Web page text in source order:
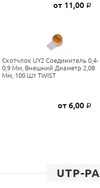
от 11,00 Р
Скотчлок UY2 Соединитель 0,4-
0,9 Мм, Внешний Диаметр 2,08
Мм, 100 Шт TWIST
от 6,00 Р
UTP-